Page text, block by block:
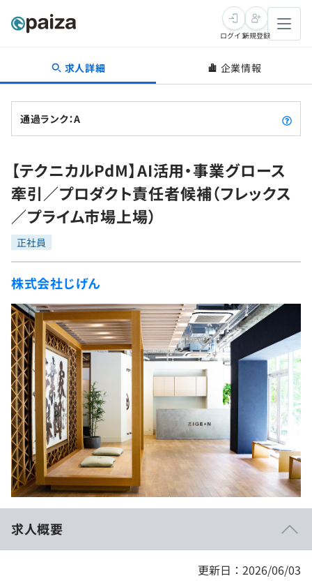
転職・キャリア
転職成功ガイド
転職エージェント
インタビュー
転職成功ガイド
新卒就活
求人検索
本選考
インターン
新卒エージェント
イベント・セミナー
インタビュー
就活成功ガイド
学習
問題集
4択課題
ナレッジ
リファレンス
プラン
個人向けプラン
法人向けプラン
学校向けプラン
契約内容・クーポン
プログラミング言語
評価結果一覧
再チャレンジ結果一覧
ゲーム・マンガ
Tech Team Journal
paiza times
note
paizaとは？
ログイン新規登録
求人詳細 企業情報
通過ランク：A
【テクニカルPdM】AI活用・事業グロース
牽引／プロダクト責任者候補（フレックス
／プライム市場上場）
正社員
株式会社じげん
求人概要
更新日：2026/06/03